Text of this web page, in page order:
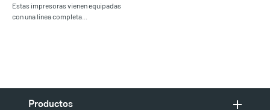
Estas impresoras vienen equipadas
con una línea completa...
Productos